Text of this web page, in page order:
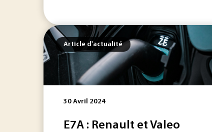
Article d'actualité
30 Avril 2024
E7A : Renault et Valeo